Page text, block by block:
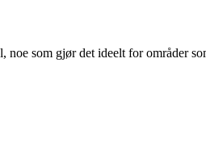
noe som gjør det ideelt for områder